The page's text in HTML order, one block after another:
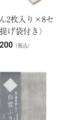
2枚入り×8セ
げ袋付き）
（税込）